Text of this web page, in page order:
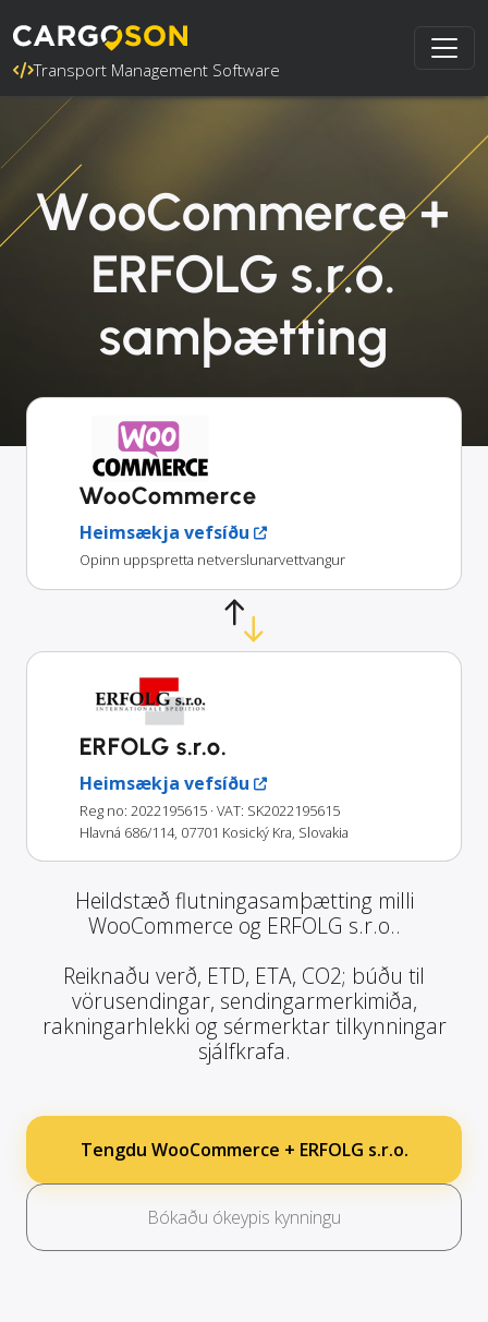
Transport Management Software
WooCommerce +
ERFOLG s.r.o.
samþætting
WooCommerce
Heimsækja vefsíðu
Opinn uppspretta netverslunarvettvangur
ERFOLG s.r.o.
Heimsækja vefsíðu
Reg no: 2022195615 · VAT: SK2022195615
Hlavná 686/114, 07701 Kosický Kra, Slovakia
Heildstæð flutningasamþætting milli
WooCommerce og ERFOLG s.r.o..
Reiknaðu verð, ETD, ETA, CO2; búðu til
vörusendingar, sendingarmerkimiða,
rakningarhlekki og sérmerktar tilkynningar
sjálfkrafa.
Tengdu WooCommerce + ERFOLG s.r.o.
Bókaðu ókeypis kynningu